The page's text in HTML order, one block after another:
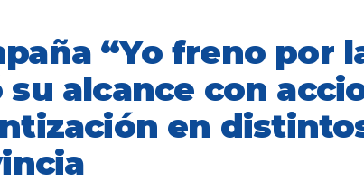
“Yo freno por
alcance con
en